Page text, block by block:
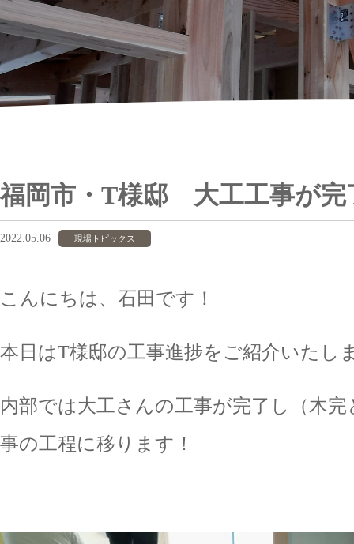
福岡市・T様邸 大工工事が完
2022.05.06 現場トピックス
こんにちは、石田です！
本日はT様邸の工事進捗をご紹介いたし
内部では大工さんの工事が完了し（木
事の工程に移ります！